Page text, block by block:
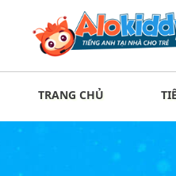
TRANG CHỦ